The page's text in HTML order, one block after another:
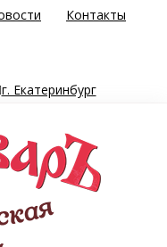
Контакты
г. Екатеринбург